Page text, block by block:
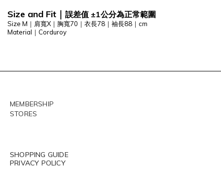
Size and Fit ｜ 誤差值 ±1公分為正常範圍
Size M ｜肩寬X｜胸寬70｜衣長78｜袖長88｜cm
Material ｜ Corduroy
MEMBERSHIP
STORES
SHOPPING GUIDE
PRIVACY POLICY